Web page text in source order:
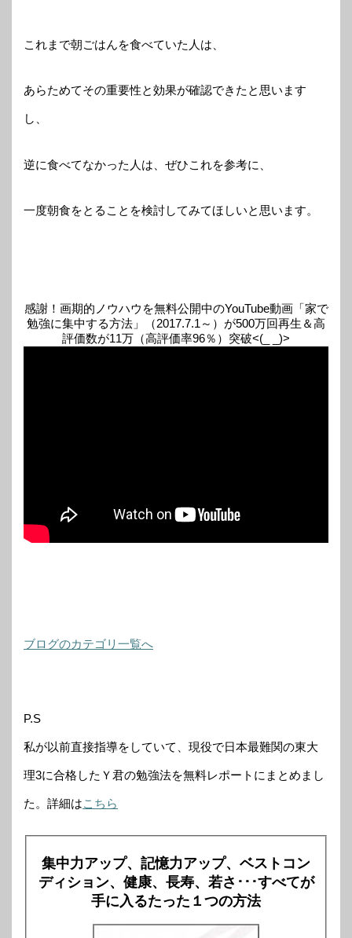
これまで朝ごはんを食べていた人は、
あらためてその重要性と効果が確認できたと思います
し、
逆に食べてなかった人は、ぜひこれを参考に、
一度朝食をとることを検討してみてほしいと思います。
感謝！画期的ノウハウを無料公開中のYouTube動画「家で
勉強に集中する方法」（2017.7.1～）が500万回再生＆高
評価数が11万（高評価率96％）突破<(_ _)>
ブログのカテゴリ一覧へ
P.S
私が以前直接指導をしていて、現役で日本最難関の東大
理3に合格したＹ君の勉強法を無料レポートにまとめまし
た。詳細はこちら
集中力アップ、記憶力アップ、ベストコン
ディション、健康、長寿、若さ･･･すべてが
手に入るたった１つの方法